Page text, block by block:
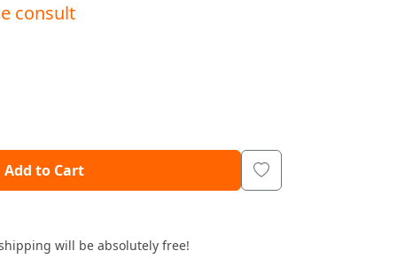
consult
Add to Cart
will be absolutely free!